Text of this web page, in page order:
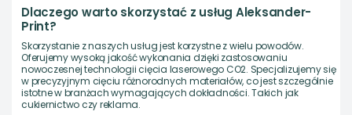
Dlaczego warto skorzystać z usług Aleksander-
Print?
Skorzystanie z naszych usług jest korzystne z wielu powodów.
Oferujemy wysoką jakość wykonania dzięki zastosowaniu
nowoczesnej technologii cięcia laserowego CO2. Specjalizujemy się
w precyzyjnym cięciu różnorodnych materiałów, co jest szczególnie
istotne w branżach wymagających dokładności. Takich jak
cukiernictwo czy reklama.